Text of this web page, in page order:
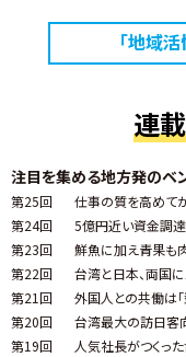
「地域
連
注目を集める地方発のベ
第25回 仕事の質を高めて
第24回
5億円近い資金調
第23回
鮮魚に加え青果も
第22回
台湾と日本、両国
第21回
外国人との共働は
第20回
台湾最大の訪日客
第19回
人気社長がつくっ